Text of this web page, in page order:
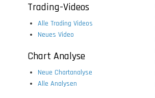
Trading-Videos
Alle Trading Videos
Neues Video
Chart Analyse
Neue Chartanalyse
Alle Analysen